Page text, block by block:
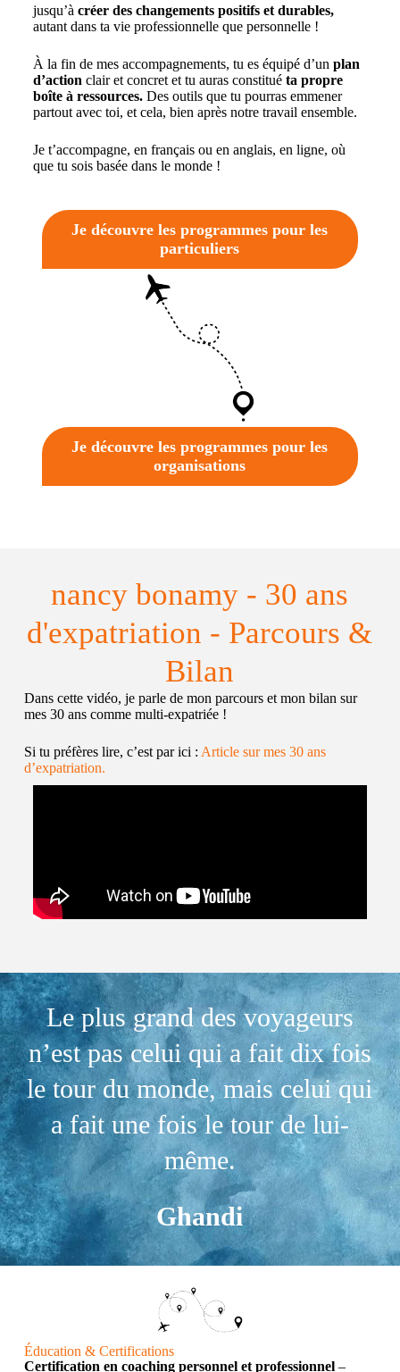
jusqu’à créer des changements positifs et durables,
autant dans ta vie professionnelle que personnelle !
À la fin de mes accompagnements, tu es équipé d’un plan
d’action clair et concret et tu auras constituéta propre
boîte à ressources. Des outils que tu pourras emmener
partout avec toi, et cela, bien après notre travail ensemble.
Je t’accompagne, en français ou en anglais, en ligne, où
que tu sois basée dans le monde !
Je découvre les programmes pour les
particuliers
Je découvre les programmes pour les
organisations
nancy bonamy - 30 ans
d'expatriation - Parcours &
Bilan
Dans cette vidéo, je parle de mon parcours et mon bilan sur
mes 30 ans comme multi-expatriée !
Si tu préfères lire, c’est par ici : Article sur mes 30 ans
d’expatriation.
Le plus grand des voyageurs
n’est pas celui qui a fait dix fois
le tour du monde, mais celui qui
a fait une fois le tour de lui-
même.
Ghandi
Éducation & Certifications
Certification en coaching personnel et professionnel–